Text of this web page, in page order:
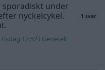
sporadiskt under
nyckelcykel.
1 svar
tisdag 12:52 i Generell